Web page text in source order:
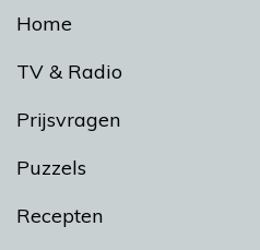
Home
TV & Radio
Prijsvragen
Puzzels
Recepten